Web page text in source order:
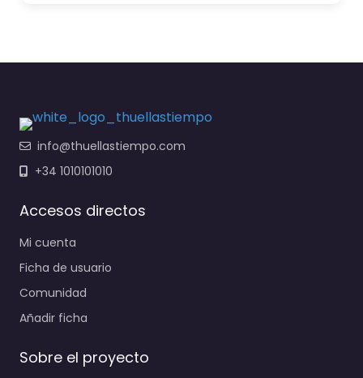
info@thuellastiempo.com
+34 1010101010
Accesos directos
Mi cuenta
Ficha de usuario
Comunidad
Añadir ficha
Sobre el proyecto